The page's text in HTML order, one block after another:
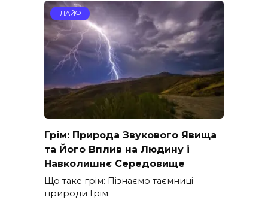
ЛАЙФ
Грім: Природа Звукового Явища
та Його Вплив на Людину і
Навколишнє Середовище
Що таке грім: Пізнаємо таємниці
природи Грім.